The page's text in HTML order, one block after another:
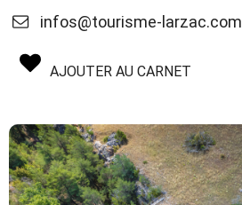
infos@tourisme-larzac.com
AJOUTER AU CARNET